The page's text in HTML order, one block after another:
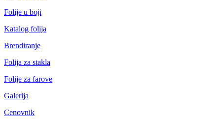
Folije u boji
Katalog folija
Brendiranje
Folija za stakla
Folije za farove
Galerija
Cenovnik